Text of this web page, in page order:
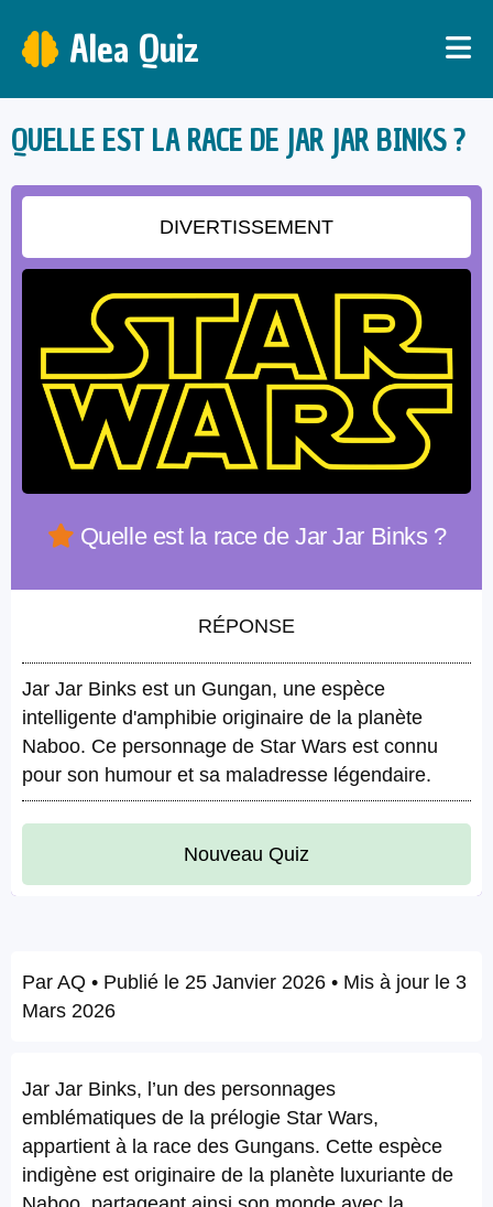
Alea Quiz
QUELLE EST LA RACE DE JAR JAR BINKS ?
DIVERTISSEMENT
Quelle est la race de Jar Jar Binks ?
RÉPONSE
Jar Jar Binks est un Gungan, une espèce
intelligente d'amphibie originaire de la planète
Naboo. Ce personnage de Star Wars est connu
pour son humour et sa maladresse légendaire.
Nouveau Quiz
Par AQ • Publié le 25 Janvier 2026 • Mis à jour le 3
Mars 2026
Jar Jar Binks, l’un des personnages
emblématiques de la prélogie Star Wars,
appartient à la race des Gungans. Cette espèce
indigène est originaire de la planète luxuriante de